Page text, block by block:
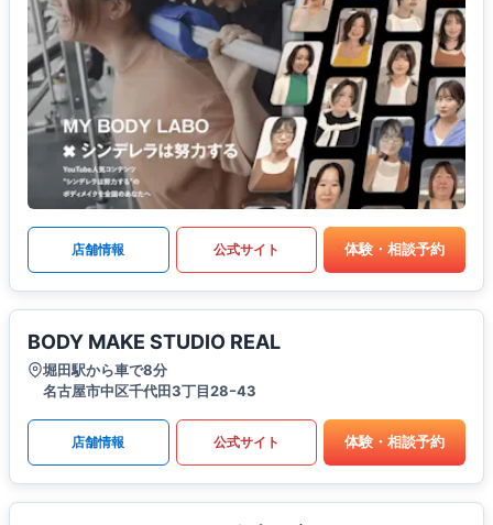
店舗情報 公式サイト 体験・相談予約
BODY MAKE STUDIO REAL
堀田駅から車で8分
名古屋市中区千代田3丁目28ｰ43
店舗情報 公式サイト 体験・相談予約